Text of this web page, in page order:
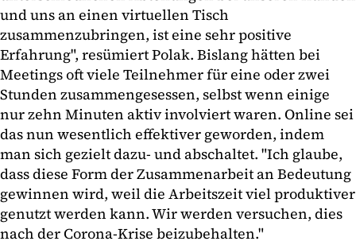
und uns an einen virtuellen Tisch
zusammenzubringen, ist eine sehr positive
Erfahrung", resümiert Polak. Bislang hätten bei
Meetings oft viele Teilnehmer für eine oder zwei
Stunden zusammengesessen, selbst wenn einige
nur zehn Minuten aktiv involviert waren. Online sei
das nun wesentlich effektiver geworden, indem
man sich gezielt dazu- und abschaltet. "Ich glaube,
dass diese Form der Zusammenarbeit an Bedeutung
gewinnen wird, weil die Arbeitszeit viel produktiver
genutzt werden kann. Wir werden versuchen, dies
nach der Corona-Krise beizubehalten."